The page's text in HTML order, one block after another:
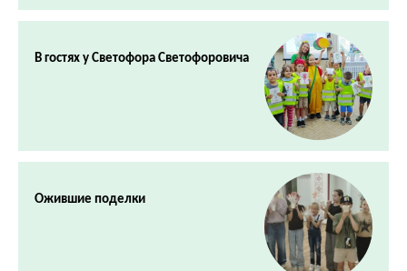
В гостях у Светофора Светофоровича
Ожившие поделки